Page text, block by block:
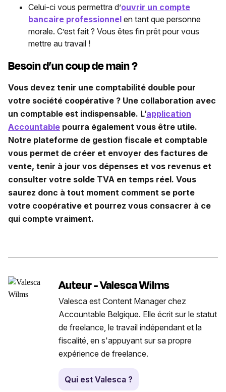
Celui-ci vous permettra d’ouvrir un compte
bancaire professionnel en tant que personne
morale. C’est fait ? Vous êtes fin prêt pour vous
mettre au travail !
Besoin d’un coup de main ?
Vous devez tenir une comptabilité double pour
votre société coopérative ? Une collaboration avec
un comptable est indispensable. L’application
Accountable pourra également vous être utile.
Notre plateforme de gestion fiscale et comptable
vous permet de créer et envoyer des factures de
vente, tenir à jour vos dépenses et vos revenus et
consulter votre solde TVA en temps réel. Vous
saurez donc à tout moment comment se porte
votre coopérative et pourrez vous consacrer à ce
qui compte vraiment.
Auteur - Valesca Wilms
Valesca est Content Manager chez
Accountable Belgique. Elle écrit sur le statut
de freelance, le travail indépendant et la
fiscalité, en s'appuyant sur sa propre
expérience de freelance.
Qui est Valesca ?